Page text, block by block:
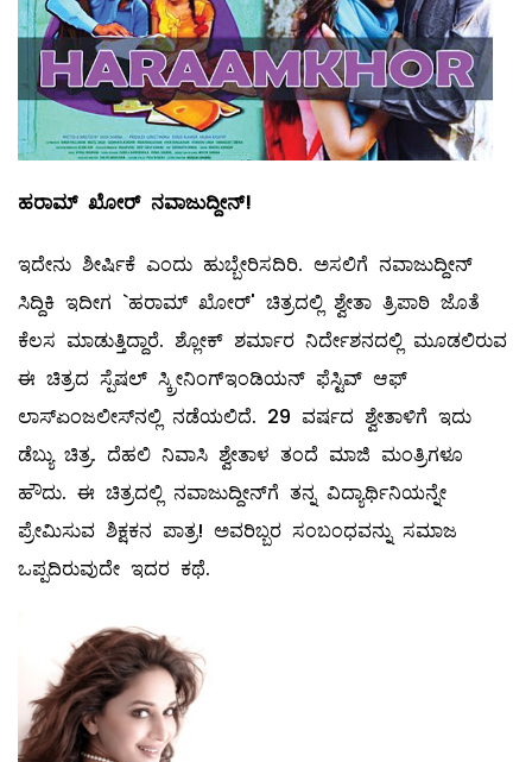
ಹರಾಮ್ ಖೋರ್‌ ನವಾಜುದ್ದೀನ್‌!
ಇದೇನು ಶೀರ್ಷಿಕೆ ಎಂದು ಹುಬ್ಬೇರಿಸದಿರಿ. ಅಸಲಿಗೆ ನವಾಜುದ್ದೀನ್‌
ಸಿದ್ದಿಕಿ ಇದೀಗ `ಹರಾಮ್ ಖೋರ್‌' ಚಿತ್ರದಲ್ಲಿ ಶ್ವೇತಾ ತ್ರಿಪಾಠಿ ಜೊತೆ
ಕೆಲಸ ಮಾಡುತ್ತಿದ್ದಾರೆ. ಶ್ಲೋಕ್‌ ಶರ್ಮಾರ ನಿರ್ದೇಶನದಲ್ಲಿ ಮೂಡಲಿರುವ
ಈ ಚಿತ್ರದ ಸ್ಪೆಷಲ್ ಸ್ಕ್ರೀನಿಂಗ್‌ಇಂಡಿಯನ್‌ ಫೆಸ್ಟಿವ್ ‌ಆಫ್‌
ಲಾಸ್‌ಏಂಜಲೀಸ್‌ನಲ್ಲಿ ನಡೆಯಲಿದೆ. 29 ವರ್ಷದ ಶ್ವೇತಾಳಿಗೆ ಇದು
ಡೆಬ್ಯು ಚಿತ್ರ. ದೆಹಲಿ ನಿವಾಸಿ ಶ್ವೇತಾಳ ತಂದೆ ಮಾಜಿ ಮಂತ್ರಿಗಳೂ
ಹೌದು. ಈ ಚಿತ್ರದಲ್ಲಿ ನವಾಜುದ್ದೀನ್‌ಗೆ ತನ್ನ ವಿದ್ಯಾರ್ಥಿನಿಯನ್ನೇ
ಪ್ರೇಮಿಸುವ ಶಿಕ್ಷಕನ ಪಾತ್ರ! ಅವರಿಬ್ಬರ ಸಂಬಂಧವನ್ನು ಸಮಾಜ
ಒಪ್ಪದಿರುವುದೇ ಇದರ ಕಥೆ.